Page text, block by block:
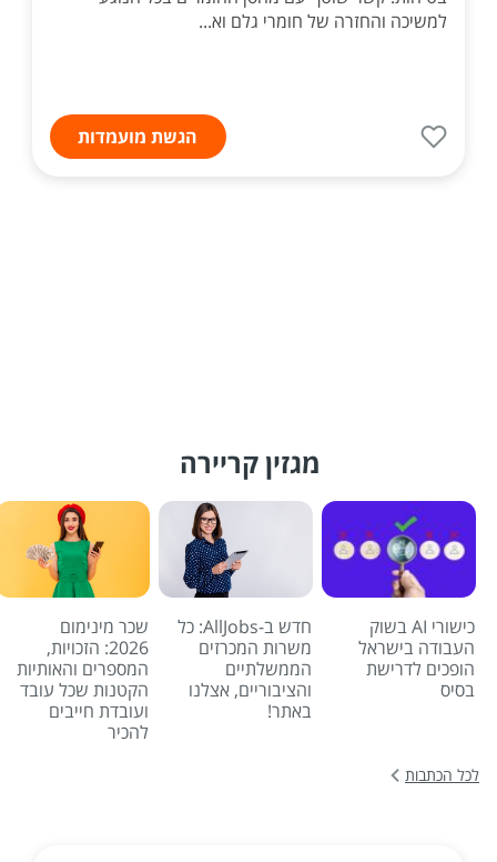
למשיכה והחזרה של חומרי גלם וא...
הגשת מועמדות
מגזין קריירה
כישורי AI בשוק
העבודה בישראל
הופכים לדרישת
בסיס
חדש ב-AllJobs: כל
משרות המכרזים
הממשלתיים
והציבוריים, אצלנו
באתר!
שכר מינימום
2026: הזכויות,
המספרים והאותיות
הקטנות שכל עובד
ועובדת חייבים
להכיר
לכל הכתבות